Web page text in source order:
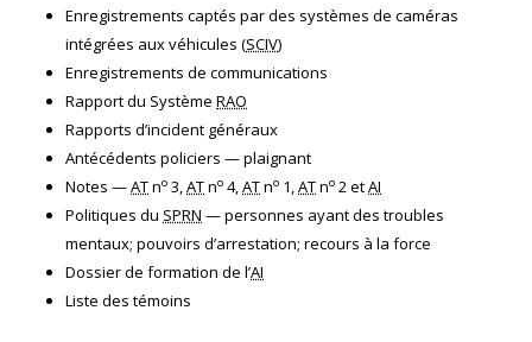
Enregistrements captés par des systèmes de caméras
intégrées aux véhicules (SCIV)
Enregistrements de communications
Rapport du Système RAO
Rapports d’incident généraux
Antécédents policiers — plaignant
Notes —ATno 3,ATno 4,ATno 1,ATno 2 etAI
Politiques du SPRN — personnes ayant des troubles
mentaux; pouvoirs d’arrestation; recours à la force
Dossier de formation de l’AI
Liste des témoins